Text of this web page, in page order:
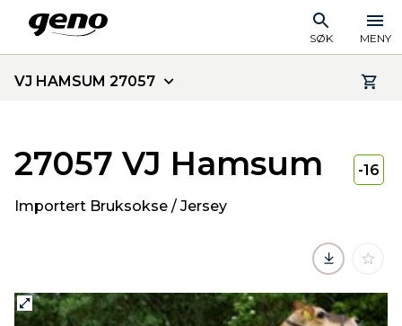
SØK MENY
VJ HAMSUM 27057
27057 VJ Hamsum
Importert Bruksokse / Jersey
-16